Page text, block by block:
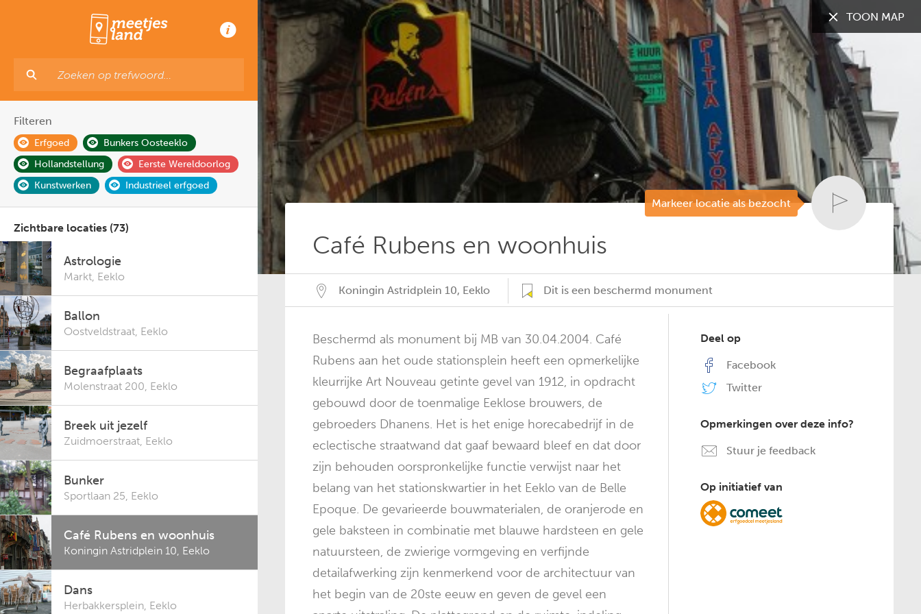
TOON: Alle gemeenten
Markeer locatie als bezocht
Café Rubens en woonhuis
Koningin Astridplein 10, Eeklo Dit is een beschermd monument
Beschermd als monument bij MB van 30.04.2004. Café
Rubens aan het oude stationsplein heeft een opmerkelijke
kleurrijke Art Nouveau getinte gevel van 1912, in opdracht
gebouwd door de toenmalige Eeklose brouwers, de
gebroeders Dhanens. Het is het enige horecabedrijf in de
eclectische straatwand dat gaaf bewaard bleef en dat door
zijn behouden oorspronkelijke functie verwijst naar het
belang van het stationskwartier in het Eeklo van de Belle
Epoque. De gevarieerde bouwmaterialen, de oranjerode en
gele baksteen in combinatie met blauwe hardsteen en gele
natuursteen, de zwierige vormgeving en verfijnde
detailafwerking zijn kenmerkend voor de architectuur van
het begin van de 20ste eeuw en geven de gevel een
Deel op
Facebook
Twitter
Opmerkingen over deze info?
Stuur je feedback
Op initiatief van
TOON MAP
Filteren
Erfgoed
Bunkers Oosteeklo
Hollandstellung
Eerste Wereldoorlog
Kunstwerken
Industrieel erfgoed
Zichtbare locaties (73)
Astrologie
Markt, Eeklo
Ballon
Oostveldstraat, Eeklo
Begraafplaats
Molenstraat 200, Eeklo
Breek uit jezelf
Zuidmoerstraat, Eeklo
Bunker
Sportlaan 25, Eeklo
Café Rubens en woonhuis
Koningin Astridplein 10, Eeklo
Dans
Herbakkersplein, Eeklo